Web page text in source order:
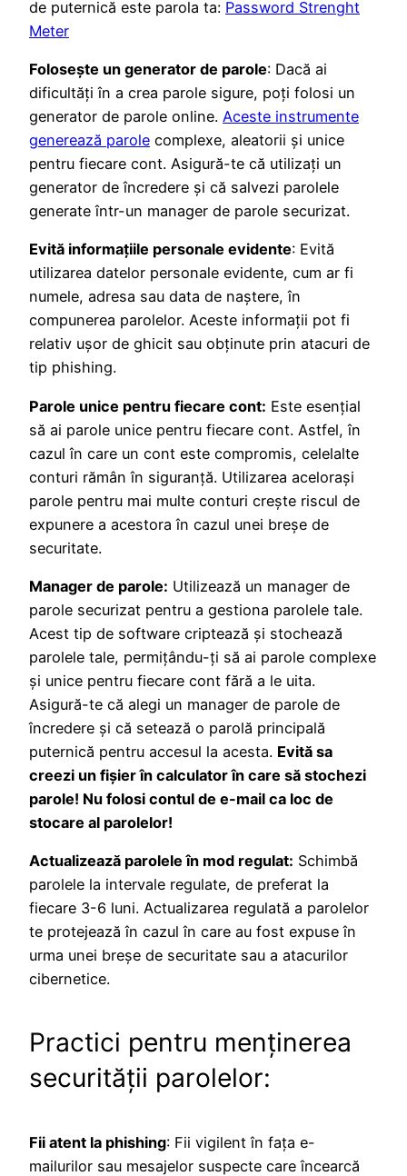
de puternică este parola ta: Password Strenght
Meter
Folosește un generator de parole: Dacă ai
dificultăți în a crea parole sigure, poți folosi un
generator de parole online. Aceste instrumente
generează parole complexe, aleatorii și unice
pentru fiecare cont. Asigură-te că utilizați un
generator de încredere și că salvezi parolele
generate într-un manager de parole securizat.
Evită informațiile personale evidente: Evită
utilizarea datelor personale evidente, cum ar fi
numele, adresa sau data de naștere, în
compunerea parolelor. Aceste informații pot fi
relativ ușor de ghicit sau obținute prin atacuri de
tip phishing.
Parole unice pentru fiecare cont: Este esențial
să ai parole unice pentru fiecare cont. Astfel, în
cazul în care un cont este compromis, celelalte
conturi rămân în siguranță. Utilizarea acelorași
parole pentru mai multe conturi crește riscul de
expunere a acestora în cazul unei breșe de
securitate.
Manager de parole: Utilizează un manager de
parole securizat pentru a gestiona parolele tale.
Acest tip de software criptează și stochează
parolele tale, permițându-ți să ai parole complexe
și unice pentru fiecare cont fără a le uita.
Asigură-te că alegi un manager de parole de
încredere și că setează o parolă principală
puternică pentru accesul la acesta. Evită sa
creezi un fișier în calculator în care să stochezi
parole! Nu folosi contul de e-mail ca loc de
stocare al parolelor!
Actualizează parolele în mod regulat: Schimbă
parolele la intervale regulate, de preferat la
fiecare 3-6 luni. Actualizarea regulată a parolelor
te protejează în cazul în care au fost expuse în
urma unei breșe de securitate sau a atacurilor
cibernetice.
Practici pentru menținerea
securității parolelor:
Fii atent la phishing: Fii vigilent în fața e-
mailurilor sau mesajelor suspecte care încearcă